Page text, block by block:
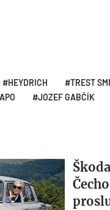
HEYDRICH TREST
JOZEF GABČÍK